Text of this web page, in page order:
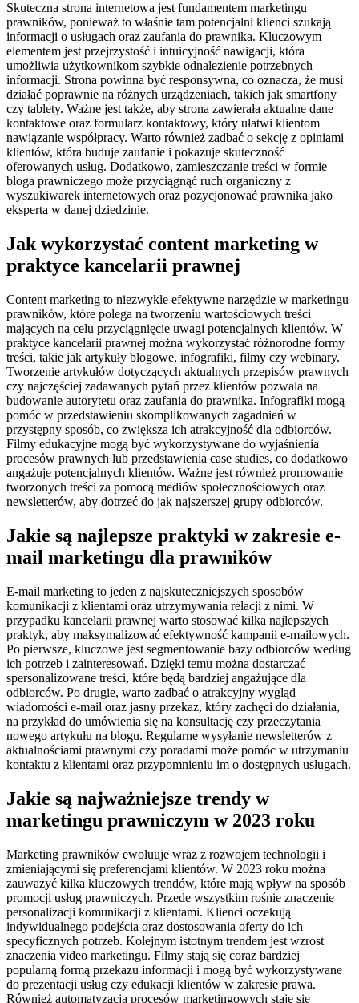
Skuteczna strona internetowa jest fundamentem marketingu
prawników, ponieważ to właśnie tam potencjalni klienci szukają
informacji o usługach oraz zaufania do prawnika. Kluczowym
elementem jest przejrzystość i intuicyjność nawigacji, która
umożliwia użytkownikom szybkie odnalezienie potrzebnych
informacji. Strona powinna być responsywna, co oznacza, że musi
działać poprawnie na różnych urządzeniach, takich jak smartfony
czy tablety. Ważne jest także, aby strona zawierała aktualne dane
kontaktowe oraz formularz kontaktowy, który ułatwi klientom
nawiązanie współpracy. Warto również zadbać o sekcję z opiniami
klientów, która buduje zaufanie i pokazuje skuteczność
oferowanych usług. Dodatkowo, zamieszczanie treści w formie
bloga prawniczego może przyciągnąć ruch organiczny z
wyszukiwarek internetowych oraz pozycjonować prawnika jako
eksperta w danej dziedzinie.
Jak wykorzystać content marketing w
praktyce kancelarii prawnej
Content marketing to niezwykle efektywne narzędzie w marketingu
prawników, które polega na tworzeniu wartościowych treści
mających na celu przyciągnięcie uwagi potencjalnych klientów. W
praktyce kancelarii prawnej można wykorzystać różnorodne formy
treści, takie jak artykuły blogowe, infografiki, filmy czy webinary.
Tworzenie artykułów dotyczących aktualnych przepisów prawnych
czy najczęściej zadawanych pytań przez klientów pozwala na
budowanie autorytetu oraz zaufania do prawnika. Infografiki mogą
pomóc w przedstawieniu skomplikowanych zagadnień w
przystępny sposób, co zwiększa ich atrakcyjność dla odbiorców.
Filmy edukacyjne mogą być wykorzystywane do wyjaśnienia
procesów prawnych lub przedstawienia case studies, co dodatkowo
angażuje potencjalnych klientów. Ważne jest również promowanie
tworzonych treści za pomocą mediów społecznościowych oraz
newsletterów, aby dotrzeć do jak najszerszej grupy odbiorców.
Jakie są najlepsze praktyki w zakresie e-
mail marketingu dla prawników
E-mail marketing to jeden z najskuteczniejszych sposobów
komunikacji z klientami oraz utrzymywania relacji z nimi. W
przypadku kancelarii prawnej warto stosować kilka najlepszych
praktyk, aby maksymalizować efektywność kampanii e-mailowych.
Po pierwsze, kluczowe jest segmentowanie bazy odbiorców według
ich potrzeb i zainteresowań. Dzięki temu można dostarczać
spersonalizowane treści, które będą bardziej angażujące dla
odbiorców. Po drugie, warto zadbać o atrakcyjny wygląd
wiadomości e-mail oraz jasny przekaz, który zachęci do działania,
na przykład do umówienia się na konsultację czy przeczytania
nowego artykułu na blogu. Regularne wysyłanie newsletterów z
aktualnościami prawnymi czy poradami może pomóc w utrzymaniu
kontaktu z klientami oraz przypomnieniu im o dostępnych usługach.
Jakie są najważniejsze trendy w
marketingu prawniczym w 2023 roku
Marketing prawników ewoluuje wraz z rozwojem technologii i
zmieniającymi się preferencjami klientów. W 2023 roku można
zauważyć kilka kluczowych trendów, które mają wpływ na sposób
promocji usług prawniczych. Przede wszystkim rośnie znaczenie
personalizacji komunikacji z klientami. Klienci oczekują
indywidualnego podejścia oraz dostosowania oferty do ich
specyficznych potrzeb. Kolejnym istotnym trendem jest wzrost
znaczenia video marketingu. Filmy stają się coraz bardziej
popularną formą przekazu informacji i mogą być wykorzystywane
do prezentacji usług czy edukacji klientów w zakresie prawa.
Również automatyzacja procesów marketingowych staje się